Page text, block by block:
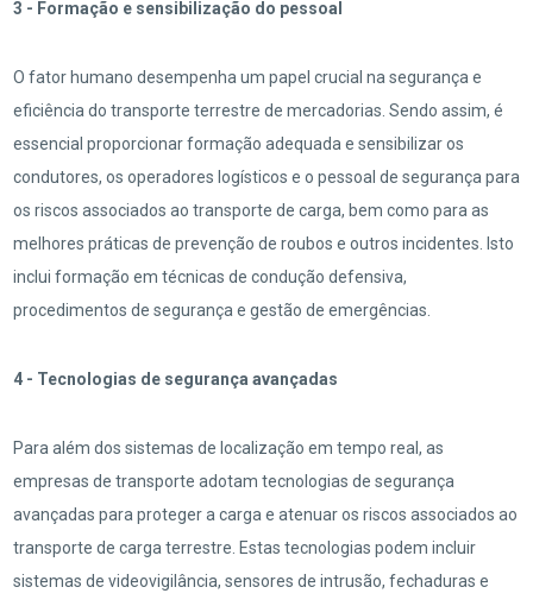
3 - Formação e sensibilização do pessoal
O fator humano desempenha um papel crucial na segurança e
eficiência do transporte terrestre de mercadorias. Sendo assim, é
essencial proporcionar formação adequada e sensibilizar os
condutores, os operadores logísticos e o pessoal de segurança para
os riscos associados ao transporte de carga, bem como para as
melhores práticas de prevenção de roubos e outros incidentes. Isto
inclui formação em técnicas de condução defensiva,
procedimentos de segurança e gestão de emergências.
4 - Tecnologias de segurança avançadas
Para além dos sistemas de localização em tempo real, as
empresas de transporte adotam tecnologias de segurança
avançadas para proteger a carga e atenuar os riscos associados ao
transporte de carga terrestre. Estas tecnologias podem incluir
sistemas de videovigilância, sensores de intrusão, fechaduras e